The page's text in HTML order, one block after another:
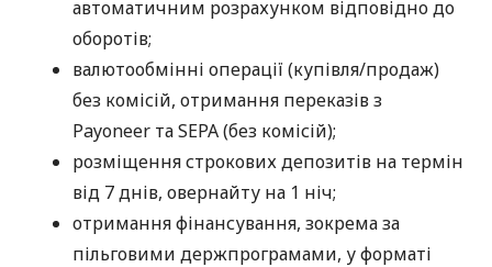
автоматичним розрахунком відповідно до
оборотів;
валютообмінні операції (купівля/продаж)
без комісій, отримання переказів з
Payoneer та SEPA (без комісій);
розміщення строкових депозитів на термін
від 7 днів, овернайту на 1 ніч;
отримання фінансування, зокрема за
пільговими держпрограмами, у форматі